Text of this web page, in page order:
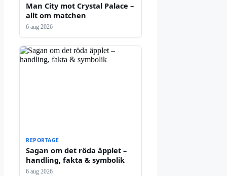
Man City mot Crystal Palace –
allt om matchen
6 aug 2026
REPORTAGE
Sagan om det röda äpplet –
handling, fakta & symbolik
6 aug 2026